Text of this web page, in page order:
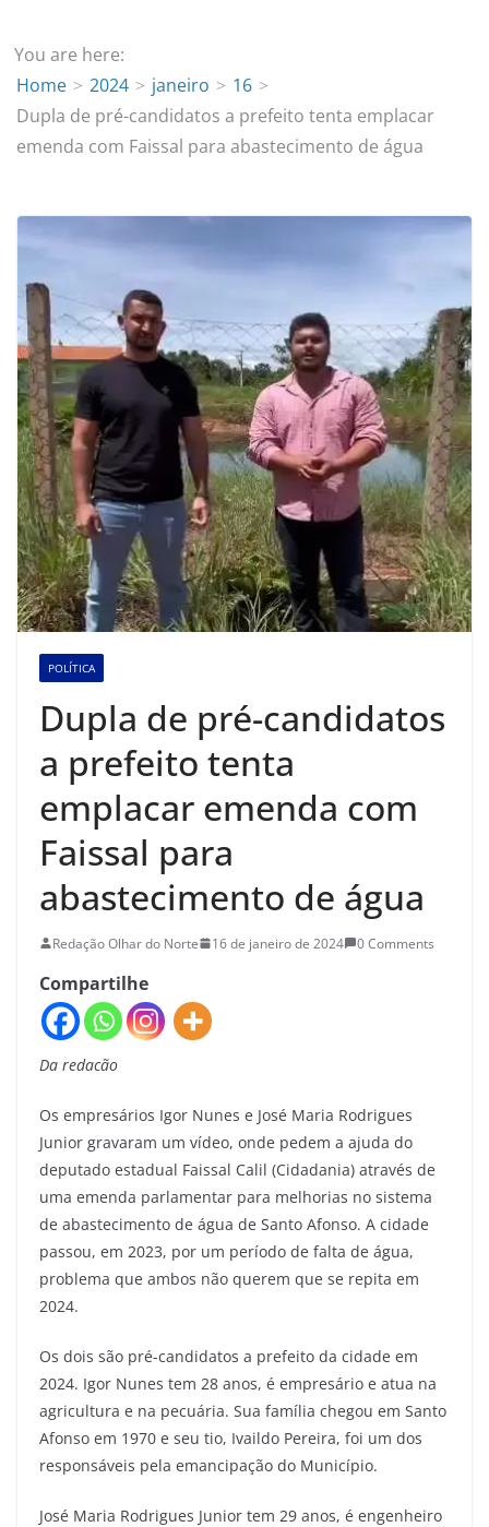
You are here:
Home
2024 janeiro
16
Dupla de pré-candidatos a prefeito tenta emplacar
emenda com Faissal para abastecimento de água
POLÍTICA
Dupla de pré-candidatos
a prefeito tenta
emplacar emenda com
Faissal para
abastecimento de água
Redação Olhar do Norte 16 de janeiro de 2024 0 Comments
Compartilhe
Da redacão
Os empresários Igor Nunes e José Maria Rodrigues
Junior gravaram um vídeo, onde pedem a ajuda do
deputado estadual Faissal Calil (Cidadania) através de
uma emenda parlamentar para melhorias no sistema
de abastecimento de água de Santo Afonso. A cidade
passou, em 2023, por um período de falta de água,
problema que ambos não querem que se repita em
2024.
Os dois são pré-candidatos a prefeito da cidade em
2024. Igor Nunes tem 28 anos, é empresário e atua na
agricultura e na pecuária. Sua família chegou em Santo
Afonso em 1970 e seu tio, Ivaildo Pereira, foi um dos
responsáveis pela emancipação do Município.
José Maria Rodrigues Junior tem 29 anos, é engenheiro